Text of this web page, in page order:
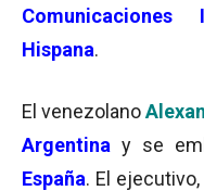
Comunicaciones
Hispana.
El venezolano
Argentina y se
España. El